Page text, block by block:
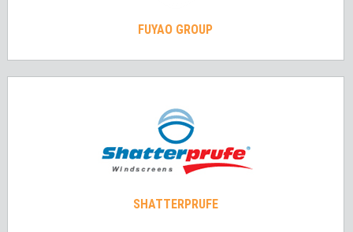
FUYAO GROUP
SHATTERPRUFE